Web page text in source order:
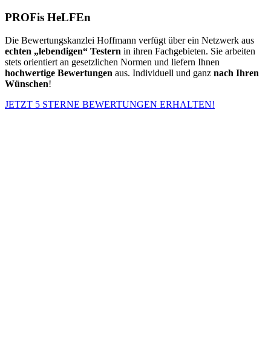
PROFis HeLFEn
Die Bewertungskanzlei Hoffmann verfügt über ein Netzwerk aus
echten „lebendigen“ Testern in ihren Fachgebieten. Sie arbeiten
stets orientiert an gesetzlichen Normen und liefern Ihnen
hochwertige Bewertungen aus. Individuell und ganz nach Ihren
Wünschen!
JETZT 5 STERNE BEWERTUNGEN ERHALTEN!